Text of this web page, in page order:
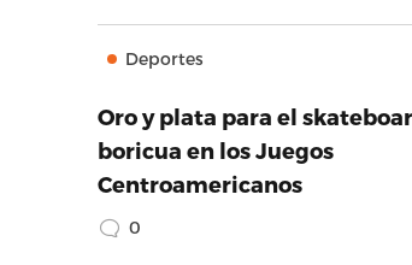
Deportes
Oro y plata para el
boricua en los Juegos
Centroamericanos
0